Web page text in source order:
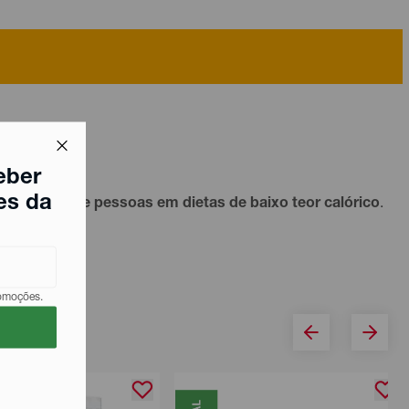
da
e pessoas em dietas de baixo teor calórico.